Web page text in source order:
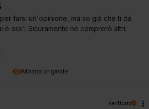
Mostra originale
farsi un'opinione, ma so già che ti dà
e ora". Sicuramente ne comprerò altri.
verificato